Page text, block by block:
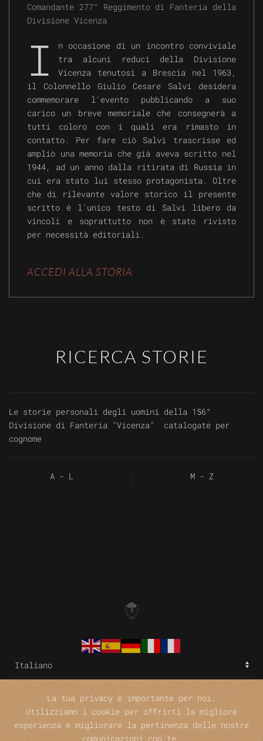
Comandante 277° Reggimento di Fanteria della
Divisione Vicenza
I
n occasione di un incontro conviviale
tra alcuni reduci della Divisione
Vicenza tenutosi a Brescia nel 1963,
il Colonnello Giulio Cesare Salvi desidera
commemorare l'evento pubblicando a suo
carico un breve memoriale che consegnerà a
tutti coloro con i quali era rimasto in
contatto. Per fare ciò Salvi trascrisse ed
ampliò una memoria che già aveva scritto nel
1944, ad un anno dalla ritirata di Russia in
cui era stato lui stesso protagonista. Oltre
che di rilevante valore storico il presente
scritto è l'unico testo di Salvi libero da
vincoli e soprattutto non è stato rivisto
per necessità editoriali.
ACCEDI ALLA STORIA
RICERCA STORIE
Le storie personali degli uomini della 156°
Divisione di Fanteria "Vicenza" catalogate per
cognome
A - L M - Z
©
La tua privacy è importante per noi.
Utilizziamo i cookie per offrirti la migliore
esperienza e migliorare la pertinenza delle nostre
comunicazioni con te.